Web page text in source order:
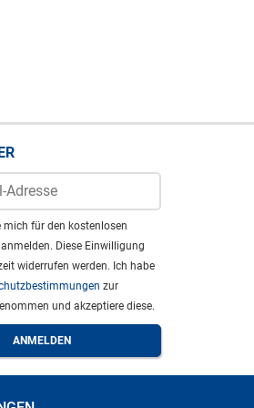
mich für den kostenlosen
Diese Einwilligung
widerrufen werden. Ich habe
zur
und akzeptiere diese.